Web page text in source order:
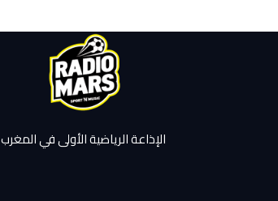
الإذاعة الرياضية الأولى في المغرب